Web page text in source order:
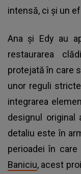
intensă, ci și un
Ana și Edy au
restaurarea
protejată în care
unor reguli
integrarea
designul original
detaliu este în
perioadei în
Baniciu, acest